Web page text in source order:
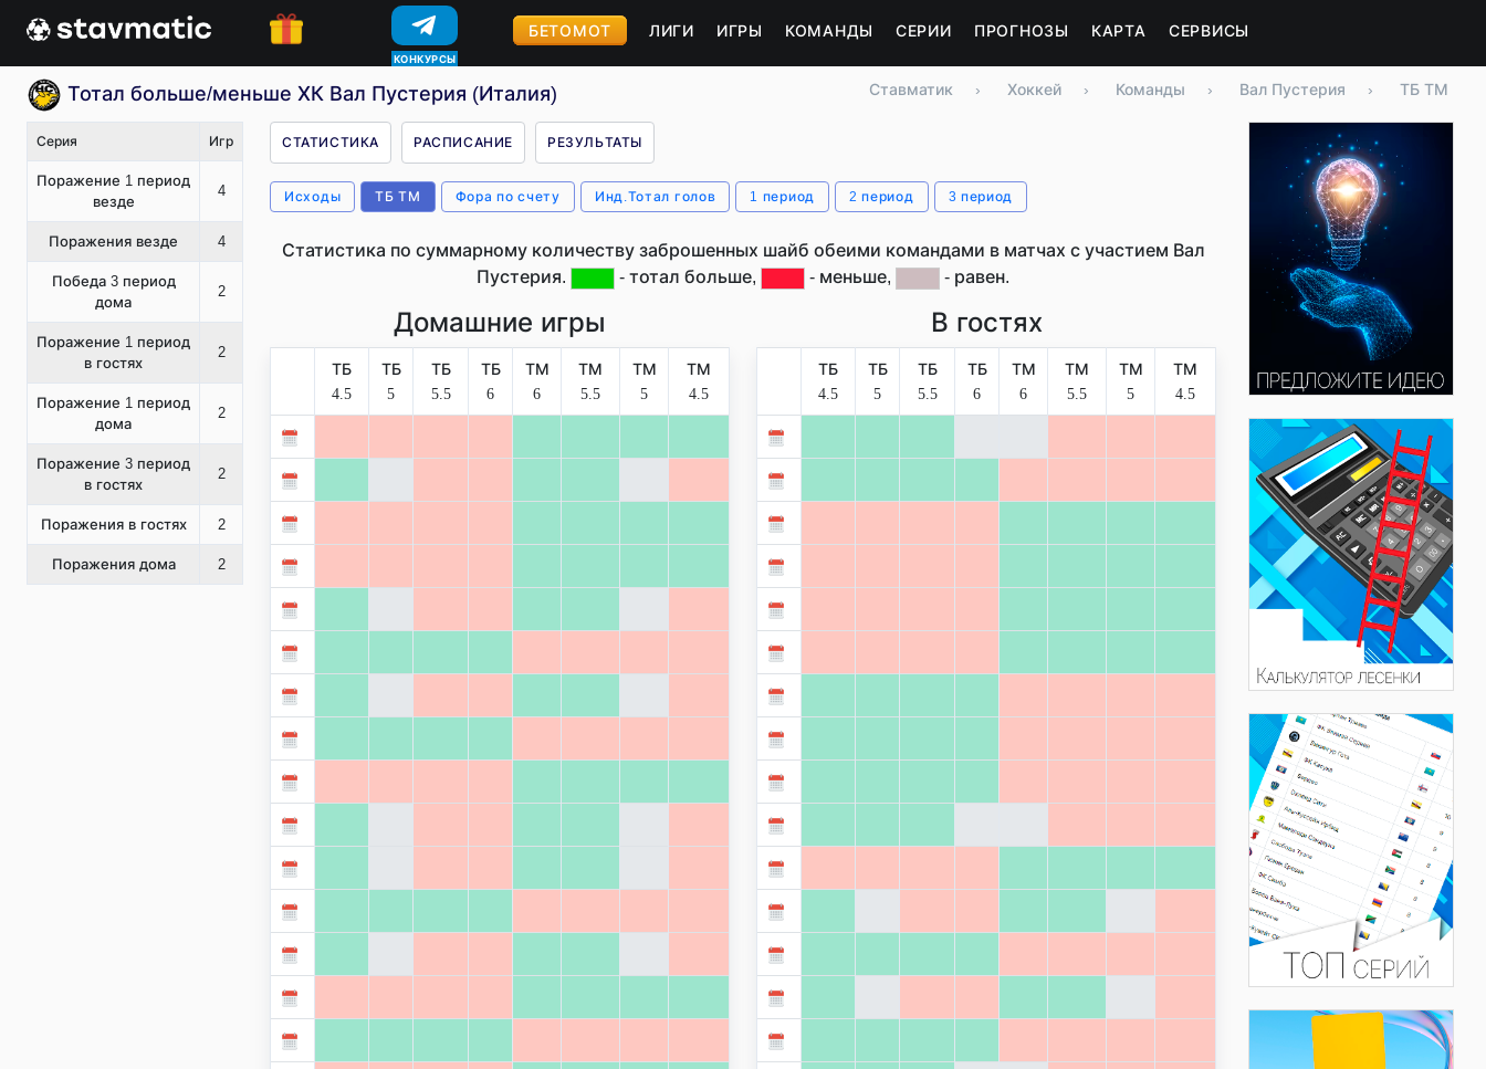
КОНКУРСЫ
БЕТОМОТ ЛИГИ ИГРЫ КОМАНДЫ СЕРИИ ПРОГНОЗЫ КАРТА СЕРВИСЫ
Тотал больше/меньше ХК Вал Пустерия (Италия) Ставматик › Хоккей › Команды › Вал Пустерия › ТБ ТМ
Серия Игр
Поражение 1 период
везде
4
Поражения везде 4
Победа 3 период
дома
2
Поражение 1 период
в гостях
2
Поражение 1 период
дома
2
Поражение 3 период
в гостях
2
Поражения в гостях 2
Поражения дома 2
СТАТИСТИКА РАСПИСАНИЕ РЕЗУЛЬТАТЫ
Исходы ТБ ТМ Фора по счету Инд.Тотал голов 1 период 2 период 3 период
Статистика по суммарному количеству заброшенных шайб обеими командами в матчах с участием Вал
Пустерия.
- тотал больше, - меньше, - равен.
Домашние игры
ТБ
4.5
ТБ
5
ТБ
5.5
ТБ
6
ТМ
6
ТМ
5.5
ТМ
5
ТМ
4.5
В гостях
ТБ
4.5
ТБ
5
ТБ
5.5
ТБ
6
ТМ
6
ТМ
5.5
ТМ
5
ТМ
4.5